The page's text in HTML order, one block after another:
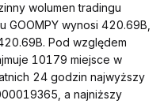
wolumen tradingu
GOOMPY wynosi 420.69B,
Pod względem
10179 miejsce w
24 godzin najwyższy
a najniższy